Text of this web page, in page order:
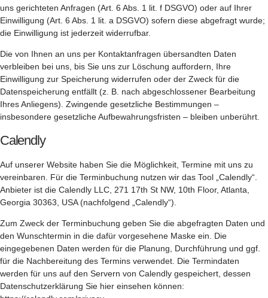
uns gerichteten Anfragen (Art. 6 Abs. 1 lit. f DSGVO) oder auf Ihrer
Einwilligung (Art. 6 Abs. 1 lit. a DSGVO) sofern diese abgefragt wurde;
die Einwilligung ist jederzeit widerrufbar.
Die von Ihnen an uns per Kontaktanfragen übersandten Daten
verbleiben bei uns, bis Sie uns zur Löschung auffordern, Ihre
Einwilligung zur Speicherung widerrufen oder der Zweck für die
Datenspeicherung entfällt (z. B. nach abgeschlossener Bearbeitung
Ihres Anliegens). Zwingende gesetzliche Bestimmungen –
insbesondere gesetzliche Aufbewahrungsfristen – bleiben unberührt.
Calendly
Auf unserer Website haben Sie die Möglichkeit, Termine mit uns zu
vereinbaren. Für die Terminbuchung nutzen wir das Tool „Calendly“.
Anbieter ist die Calendly LLC, 271 17th St NW, 10th Floor, Atlanta,
Georgia 30363, USA (nachfolgend „Calendly“).
Zum Zweck der Terminbuchung geben Sie die abgefragten Daten und
den Wunschtermin in die dafür vorgesehene Maske ein. Die
eingegebenen Daten werden für die Planung, Durchführung und ggf.
für die Nachbereitung des Termins verwendet. Die Termindaten
werden für uns auf den Servern von Calendly gespeichert, dessen
Datenschutzerklärung Sie hier einsehen können: